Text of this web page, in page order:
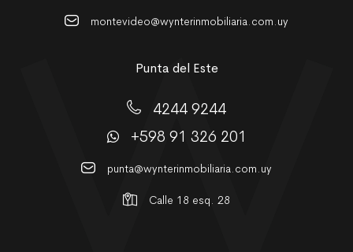
montevideo@wynterinmobiliaria.com.uy
Punta del Este
4244 9244
+598 91 326 201
punta@wynterinmobiliaria.com.uy
Calle 18 esq. 28